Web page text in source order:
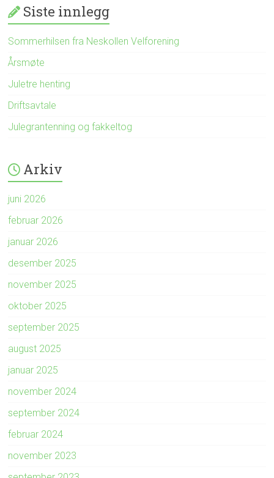
Siste innlegg
Sommerhilsen fra Neskollen Velforening
Årsmøte
Juletre henting
Driftsavtale
Julegrantenning og fakkeltog
Arkiv
juni 2026
februar 2026
januar 2026
desember 2025
november 2025
oktober 2025
september 2025
august 2025
januar 2025
november 2024
september 2024
februar 2024
november 2023